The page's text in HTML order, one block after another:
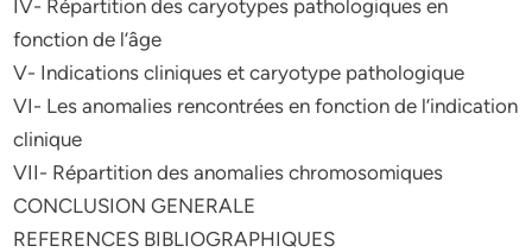
IV- Répartition des caryotypes pathologiques en
fonction de l’âge
V- Indications cliniques et caryotype pathologique
VI- Les anomalies rencontrées en fonction de l’indication
clinique
VII- Répartition des anomalies chromosomiques
CONCLUSION GENERALE
REFERENCES BIBLIOGRAPHIQUES